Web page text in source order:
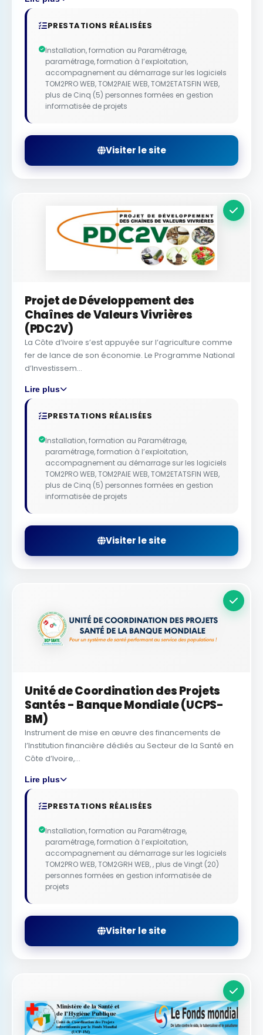
PRESTATIONS RÉALISÉES
Installation, formation au Paramétrage,
paramétrage, formation à l’exploitation,
accompagnement au démarrage sur les logiciels
TOM2PRO WEB, TOM2PAIE WEB, TOM2ETATSFIN WEB,
plus de Cinq (5) personnes formées en gestion
informatisée de projets
Visiter le site
Projet de Développement des
Chaînes de Valeurs Vivrières
(PDC2V)
La Côte d’Ivoire s’est appuyée sur l’agriculture comme
fer de lance de son économie. Le Programme National
d’Investissem...
Lire plus
PRESTATIONS RÉALISÉES
Installation, formation au Paramétrage,
paramétrage, formation à l’exploitation,
accompagnement au démarrage sur les logiciels
TOM2PRO WEB, TOM2PAIE WEB, TOM2ETATSFIN WEB,
plus de Cinq (5) personnes formées en gestion
informatisée de projets
Visiter le site
Unité de Coordination des Projets
Santés - Banque Mondiale (UCPS-
BM)
Instrument de mise en œuvre des financements de
l’Institution financière dédiés au Secteur de la Santé en
Côte d’Ivoire,...
Lire plus
PRESTATIONS RÉALISÉES
Installation, formation au Paramétrage,
paramétrage, formation à l’exploitation,
accompagnement au démarrage sur les logiciels
TOM2PRO WEB, TOM2GRH WEB, , plus de Vingt (20)
personnes formées en gestion informatisée de
projets
Visiter le site